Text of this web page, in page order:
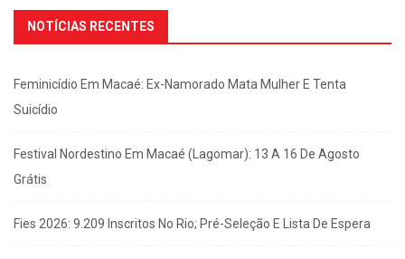
NOTÍCIAS RECENTES
Feminicídio Em Macaé: Ex-Namorado Mata Mulher E Tenta
Suicídio
Festival Nordestino Em Macaé (Lagomar): 13 A 16 De Agosto
Grátis
Fies 2026: 9.209 Inscritos No Rio; Pré-Seleção E Lista De Espera